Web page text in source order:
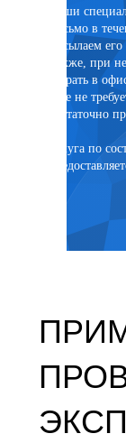
Наши
письмо в
высылаем
Также, при
забрать в
суде не
достаточно
Услуга по